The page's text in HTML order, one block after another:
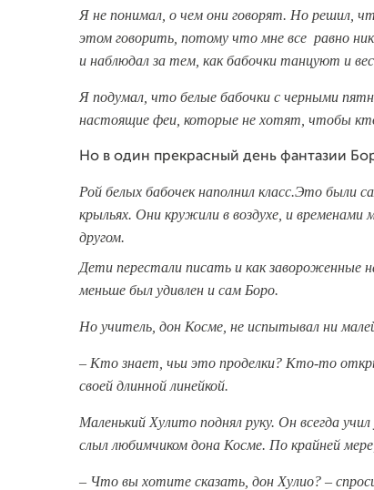
Я не понимал, о чем они говорят. Но решил,
этом говорить, потому что мне все равно
и наблюдал за тем, как бабочки танцуют и
Я подумал, что белые бабочки с черными
настоящие феи, которые не хотят, чтобы
Но в один прекрасный день фантазии
Рой белых бабочек наполнил класс.Это были
крыльях. Они кружили в воздухе, и
другом.
Дети перестали писать и как завороженные
меньше был удивлен и сам Боро.
Но учитель, дон Косме, не испытывал ни
– Кто знает, чьи это проделки? Кто-то
своей длинной линейкой.
Маленький Хулито поднял руку. Он всегда
слыл любимчиком дона Косме. По крайней
– Что вы хотите сказать, дон Хулио? –